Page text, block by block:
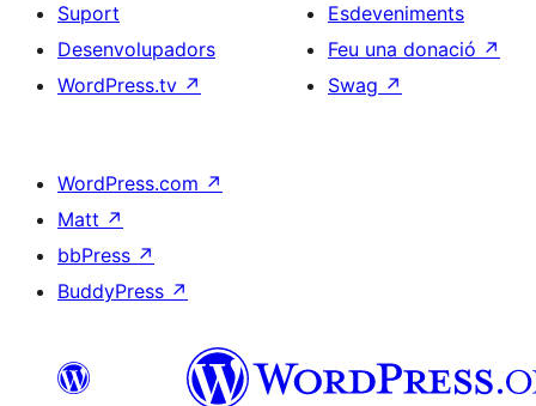
Suport
Desenvolupadors
WordPress.tv ↗
Esdeveniments
Feu una donació ↗
Swag ↗
WordPress.com ↗
Matt ↗
bbPress ↗
BuddyPress ↗